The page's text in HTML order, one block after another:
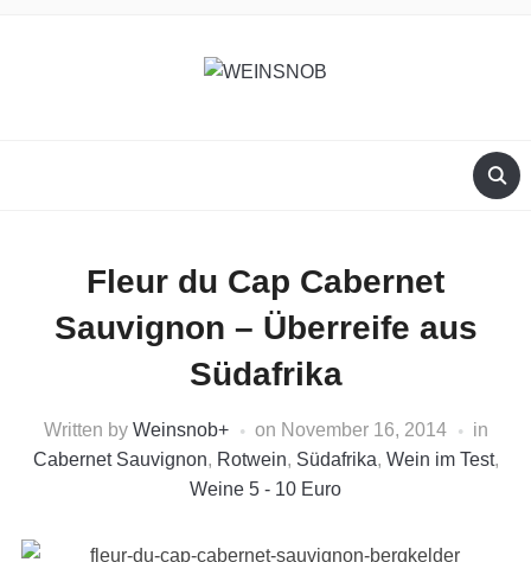
Fleur du Cap Cabernet
Sauvignon – Überreife aus
Südafrika
Written by Weinsnob+ on November 16, 2014
in
Cabernet Sauvignon, Rotwein, Südafrika, Wein im Test,
Weine 5 - 10 Euro